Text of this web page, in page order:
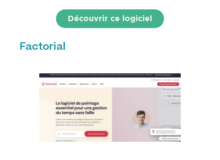
Découvrir ce logiciel
Factorial